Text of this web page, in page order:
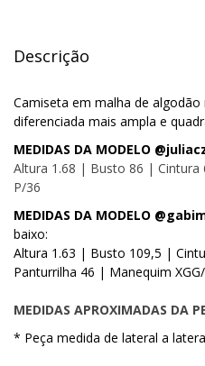
Descrição
Camiseta em malha de
diferenciada mais ampla e
MEDIDAS DA MODELO
Altura 1.68 | Busto 86 |
P/36
MEDIDAS DA MODELO
baixo:
Altura 1.63 | Busto 109,5 |
Panturrilha 46 | Manequim
MEDIDAS APROXIMADAS DA
* Peça medida de lateral a